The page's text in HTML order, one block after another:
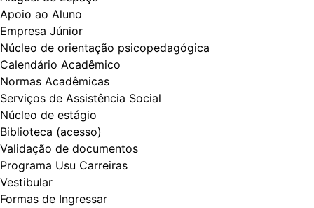
Apoio ao Aluno
Empresa Júnior
Núcleo de orientação psicopedagógica
Calendário Acadêmico
Normas Acadêmicas
Serviços de Assistência Social
Núcleo de estágio
Biblioteca (acesso)
Validação de documentos
Programa Usu Carreiras
Vestibular
Formas de Ingressar